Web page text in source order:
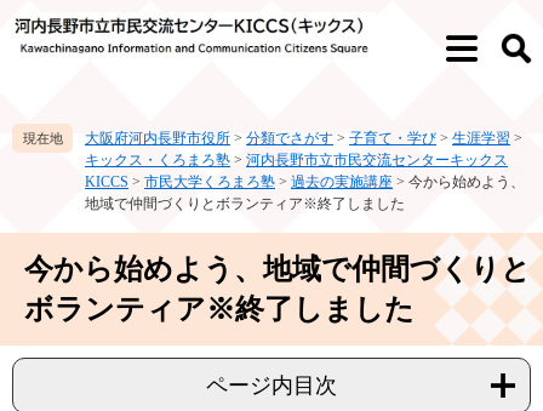
ー
ニ
メ
検
大阪府河内長野市役所 > 分類でさがす > 子育て・学び > 生涯学習 >
キックス・くろまろ塾 > 河内長野市立市民交流センターキックス
KICCS > 市民大学くろまろ塾 > 過去の実施講座 > 今から始めよう、
地域で仲間づくりとボランティア※終了しました
今から始めよう、地域で仲間づくりと
ボランティア※終了しました
ページ内目次